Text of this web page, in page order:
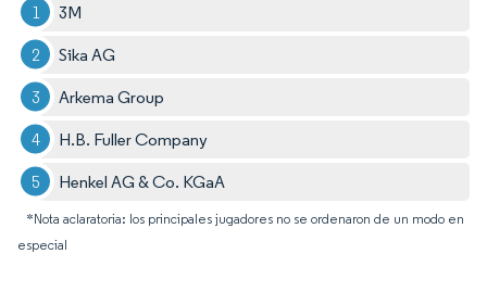
3M
Sika AG
Arkema Group
H.B. Fuller Company
Henkel AG & Co. KGaA
*Nota aclaratoria: los principales jugadores no se ordenaron de un modo en
especial